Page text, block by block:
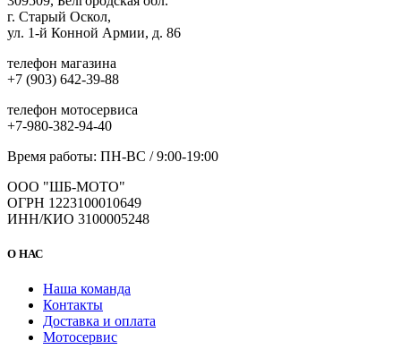
г. Старый Оскол,
ул. 1-й Конной Армии, д. 86
телефон магазина
+7 (903) 642-39-88
телефон мотосервиса
+7-980-382-94-40
Время работы: ПН-ВС / 9:00-19:00
ООО "ШБ-МОТО"
ОГРН 1223100010649
ИНН/КИО 3100005248
О НАС
Наша команда
Контакты
Доставка и оплата
Мотосервис